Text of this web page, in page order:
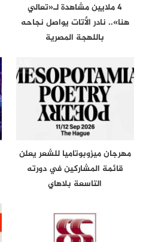
4 ملايين مشاهدة لـ«تعالي
هنا».. نادر الأتات يواصل نجاحه
باللهجة المصرية
مهرجان ميزوبوتاميا للشعر يعلن
قائمة المشاركين في دورته
التاسعة بلاهاي